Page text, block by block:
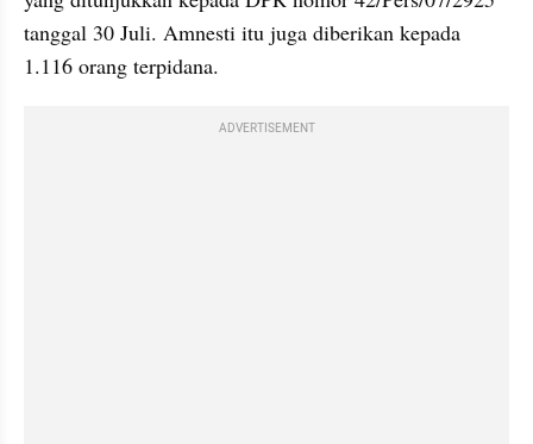
tanggal 30 Juli. Amnesti itu juga diberikan kepada
1.116 orang terpidana.
ADVERTISEMENT